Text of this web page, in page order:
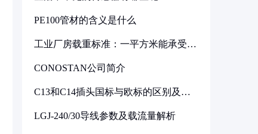
PE100管材的含义是什么
工业厂房载重标准：一平方米能承受多
CONOSTAN公司简介
C13和C14插头国标与欧标的区别及其
LGJ-240/30导线参数及载流量解析